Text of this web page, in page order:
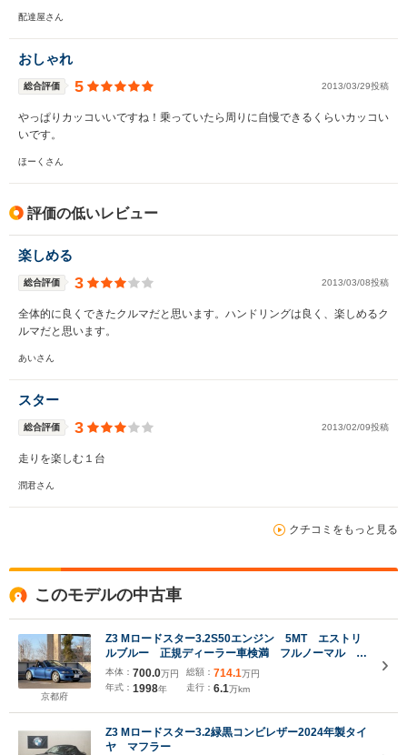
配達屋さん
おしゃれ
総合評価 5 2013/03/29投稿
やっぱりカッコいいですね！乗っていたら周りに自慢できるくらいカッコい
いです。
ほーくさん
評価の低いレビュー
楽しめる
総合評価 3 2013/03/08投稿
全体的に良くできたクルマだと思います。ハンドリングは良く、楽しめるク
ルマだと思います。
あいさん
スター
総合評価 3 2013/02/09投稿
走りを楽しむ１台
潤君さん
クチコミをもっと見る
このモデルの中古車
京都府
Z3 Mロードスター3.2S50エンジン 5MT エストリ
ルブルー 正規ディーラー車検満 フルノーマル
ETC
本体： 700.0万円
年式： 1998年
総額： 714.1万円
走行： 6.1万km
Z3 Mロードスター3.2緑黒コンビレザー2024年製タイ
ヤ マフラー